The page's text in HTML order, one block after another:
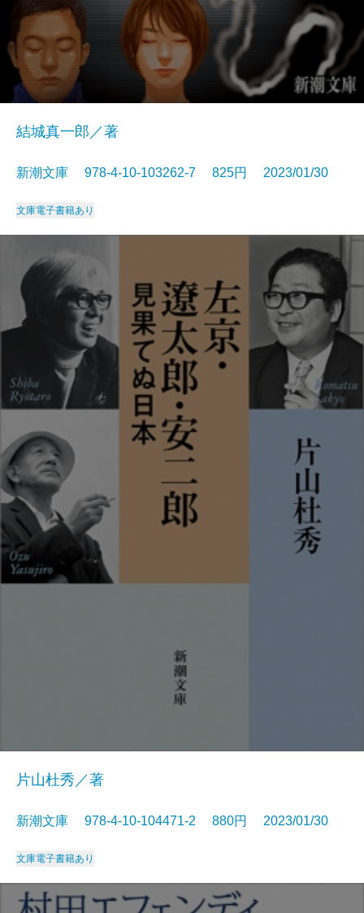
結城真一郎／著
新潮文庫 978-4-10-103262-7 825円 2023/01/30
文庫電子書籍あり
片山杜秀／著
新潮文庫 978-4-10-104471-2 880円 2023/01/30
文庫電子書籍あり